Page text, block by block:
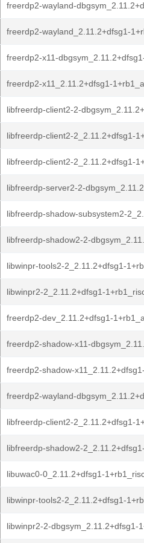
freerdp2-wayland-
freerdp2-wayland_2.11.2+dfsg1-
freerdp2-x11-
freerdp2-x11_2.11.2+dfsg1-
libfreerdp-client2-2-
libfreerdp-client2-2_2.11.2+dfsg1-
libfreerdp-client2-2_2.11.2+dfsg1-
libfreerdp-server2-2-
libfreerdp-shadow-subsystem2-
libfreerdp-shadow2-2-
libwinpr-tools2-2_2.11.2+dfsg1-
libwinpr2-2_2.11.2+dfsg1-
freerdp2-dev_2.11.2+dfsg1-
freerdp2-shadow-x11-
freerdp2-shadow-
freerdp2-wayland-
libfreerdp-client2-2_2.11.2+dfsg1-
libfreerdp-shadow2-
libuwac0-0_2.11.2+dfsg1-
libwinpr-tools2-2_2.11.2+dfsg1-
libwinpr2-2-dbgsym_2.11.2+dfsg1-